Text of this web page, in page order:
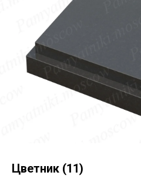
Цветник (11)